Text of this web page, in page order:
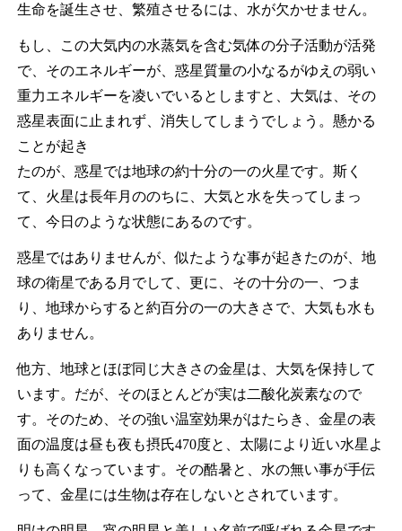
生命を誕生させ、繁殖させるには、水が欠かせません。
もし、この大気内の水蒸気を含む気体の分子活動が活発
で、そのエネルギーが、惑星質量の小なるがゆえの弱い
重力エネルギーを凌いでいるとしますと、大気は、その
惑星表面に止まれず、消失してしまうでしょう。懸かる
ことが起き
たのが、惑星では地球の約十分の一の火星です。斯く
て、火星は長年月ののちに、大気と水を失ってしまっ
て、今日のような状態にあるのです。
惑星ではありませんが、似たような事が起きたのが、地
球の衛星である月でして、更に、その十分の一、つま
り、地球からすると約百分の一の大きさで、大気も水も
ありません。
他方、地球とほぼ同じ大きさの金星は、大気を保持して
います。だが、そのほとんどが実は二酸化炭素なので
す。そのため、その強い温室効果がはたらき、金星の表
面の温度は昼も夜も摂氏470度と、太陽により近い水星よ
りも高くなっています。その酷暑と、水の無い事が手伝
って、金星には生物は存在しないとされています。